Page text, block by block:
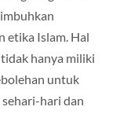
etika Islam. Hal
hanya miliki
untuk
hari dan